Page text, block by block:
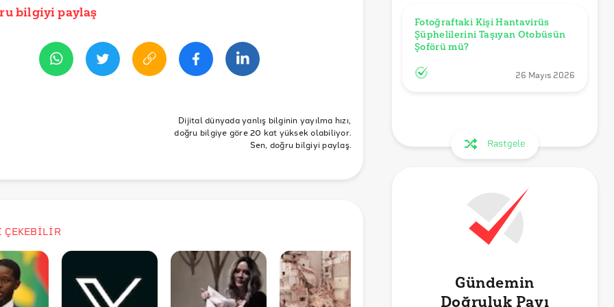
İlgili Video
bilgiyi paylaş
Dijital dünyada yanlış bilginin yayılma hızı,
doğru bilgiye göre 20 kat yüksek olabiliyor.
Sen, doğru bilgiyi paylaş.
ÇEKEBİLİR
Fotoğraftaki Kişi Hantavirüs
Şüphelilerini Taşıyan Otobüsün
Şoförü mü?
26 Mayıs 2026
Rastgele
Gündemin
Doğruluk Payı